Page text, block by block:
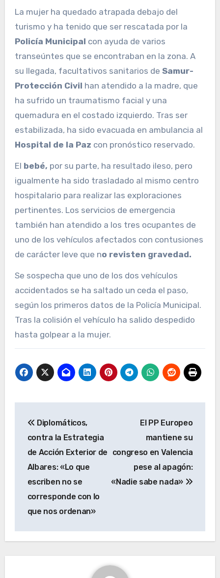
La mujer ha quedado atrapada debajo del
turismo y ha tenido que ser rescatada por la
Policía Municipal con ayuda de varios
transeúntes que se encontraban en la zona. A
su llegada, facultativos sanitarios de Samur-
Protección Civil han atendido a la madre, que
ha sufrido un traumatismo facial y una
quemadura en el costado izquierdo. Tras ser
estabilizada, ha sido evacuada en ambulancia al
Hospital de la Paz con pronóstico reservado.
El bebé, por su parte, ha resultado ileso, pero
igualmente ha sido trasladado al mismo centro
hospitalario para realizar las exploraciones
pertinentes. Los servicios de emergencia
también han atendido a los tres ocupantes de
uno de los vehículos afectados con contusiones
de carácter leve que no revisten gravedad.
Se sospecha que uno de los dos vehículos
accidentados se ha saltado un ceda el paso,
según los primeros datos de la Policía Municipal.
Tras la colisión el vehículo ha salido despedido
hasta golpear a la mujer.
de
entradas
Diplomáticos,
contra la Estrategia
de Acción Exterior de
Albares: «Lo que
escriben no se
corresponde con lo
que nos ordenan»
El PP Europeo
mantiene su
congreso en Valencia
pese al apagón:
«Nadie sabe nada»